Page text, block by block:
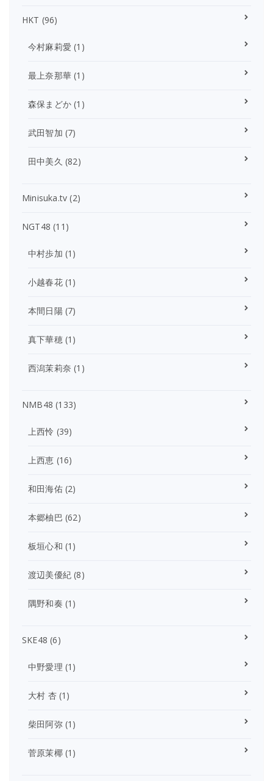
HKT (96)
今村麻莉愛 (1)
最上奈那華 (1)
森保まどか (1)
武田智加 (7)
田中美久 (82)
Minisuka.tv (2)
NGT48 (11)
中村歩加 (1)
小越春花(1)
本間日陽(7)
真下華穂(1)
西潟茉莉奈 (1)
NMB48 (133)
上西怜 (39)
上西恵 (16)
和田海佑(2)
本郷柚巴 (62)
板垣心和 (1)
渡辺美優紀 (8)
隅野和奏 (1)
SKE48 (6)
中野愛理 (1)
大村 杏(1)
柴田阿弥(1)
菅原茉椰(1)